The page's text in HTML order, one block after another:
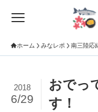
ホーム みなレポ 南三陸応
おでっ
す！
2018
6/29